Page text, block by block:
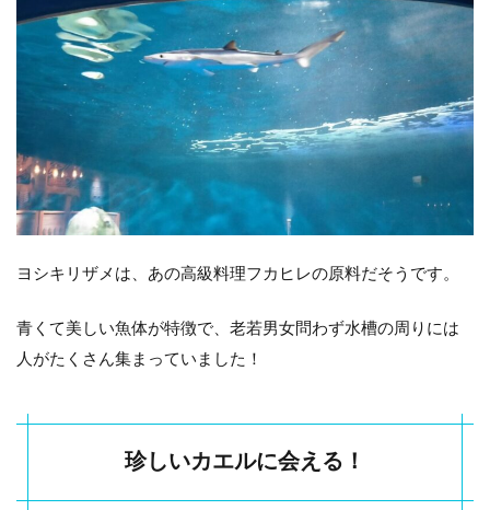
ヨシキリザメは、あの高級料理フカヒレの原料だそうです。
青くて美しい魚体が特徴で、老若男女問わず水槽の周りには
人がたくさん集まっていました！
珍しいカエルに会える！